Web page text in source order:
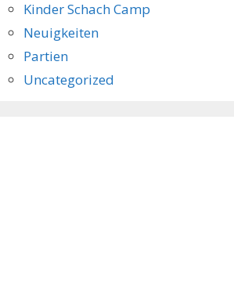
Kinder Schach Camp
Neuigkeiten
Partien
Uncategorized